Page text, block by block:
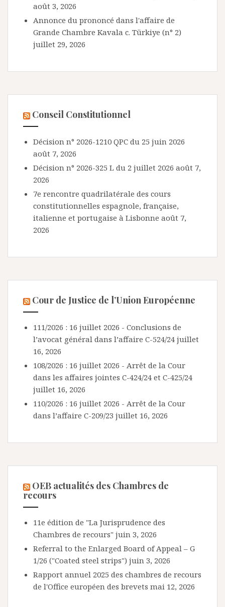
août 3, 2026
Annonce du prononcé dans l'affaire de
Grande Chambre Kavala c. Türkiye (n° 2)
juillet 29, 2026
Conseil Constitutionnel
Décision n° 2026-1210 QPC du 25 juin 2026
août 7, 2026
Décision n° 2026-325 L du 2 juillet 2026 août 7,
2026
7e rencontre quadrilatérale des cours
constitutionnelles espagnole, française,
italienne et portugaise à Lisbonne août 7,
2026
Cour de Justice de l’Union Européenne
111/2026 : 16 juillet 2026 - Conclusions de
l’avocat général dans l’affaire C-524/24 juillet
16, 2026
108/2026 : 16 juillet 2026 - Arrêt de la Cour
dans les affaires jointes C-424/24 et C-425/24
juillet 16, 2026
110/2026 : 16 juillet 2026 - Arrêt de la Cour
dans l’affaire C-209/23 juillet 16, 2026
OEB actualités des Chambres de
recours
11e édition de "La Jurisprudence des
Chambres de recours" juin 3, 2026
Referral to the Enlarged Board of Appeal – G
1/26 ("Coated steel strips") juin 3, 2026
Rapport annuel 2025 des chambres de recours
de l'Office européen des brevets mai 12, 2026